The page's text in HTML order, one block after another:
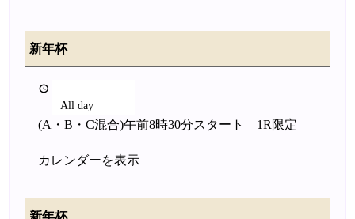
新年杯
All day
(A・B・C混合)午前8時30分スタート 1R限定
カレンダーを表示
新年杯